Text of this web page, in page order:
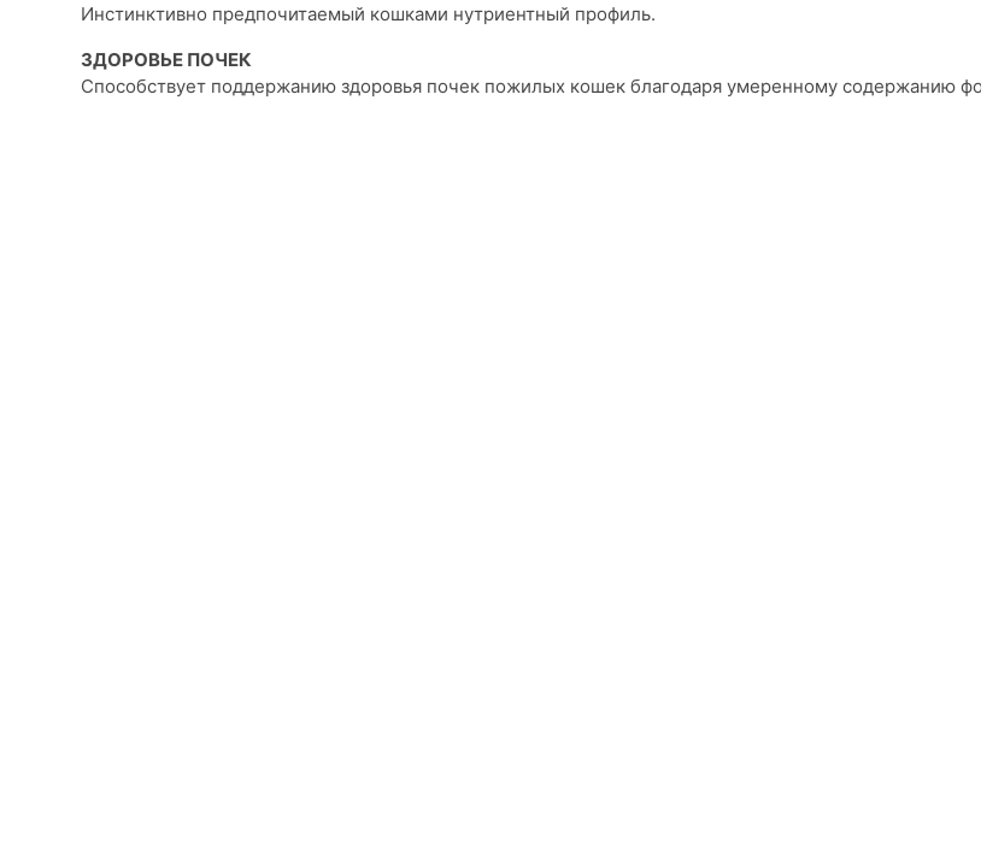
Инстинктивно предпочитаемый кошками нутриентный профиль.
ЗДОРОВЬЕ ПОЧЕК
Способствует поддержанию здоровья почек пожилых кошек благодаря умеренному содержанию